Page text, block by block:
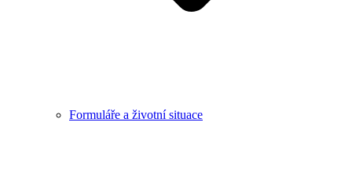
Formuláře a životní situace